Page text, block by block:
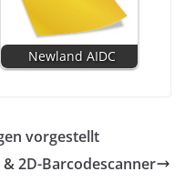
Newland AIDC
vorgestellt
2D-Barcodescanner